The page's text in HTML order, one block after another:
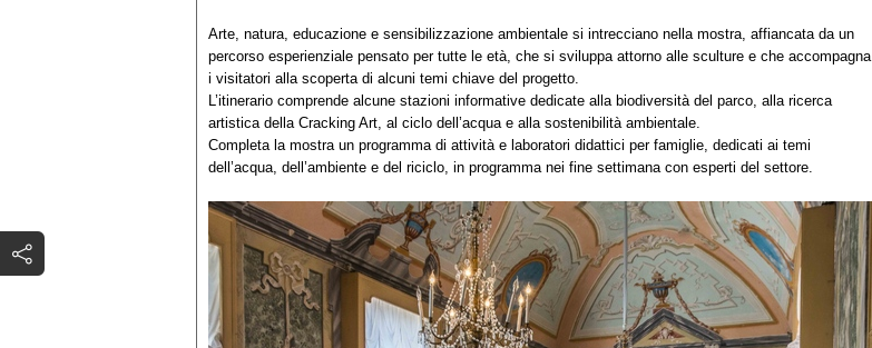
Arte, natura, educazione e sensibilizzazione ambientale si intrecciano nella mostra, affiancata da un
percorso esperienziale pensato per tutte le età, che si sviluppa attorno alle sculture e che accompagna
i visitatori alla scoperta di alcuni temi chiave del progetto.
L’itinerario comprende alcune stazioni informative dedicate alla biodiversità del parco, alla ricerca
artistica della Cracking Art, al ciclo dell’acqua e alla sostenibilità ambientale.
Completa la mostra un programma di attività e laboratori didattici per famiglie, dedicati ai temi
dell’acqua, dell’ambiente e del riciclo, in programma nei fine settimana con esperti del settore.